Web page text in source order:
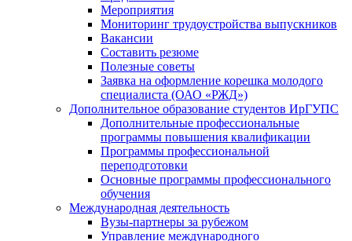
Мероприятия
Мониторинг трудоустройства выпускников
Вакансии
Составить резюме
Полезные советы
Заявка на оформление корешка молодого
специалиста (ОАО «РЖД»)
Дополнительное образование студентов ИрГУПС
Дополнительные профессиональные
программы повышения квалификации
Программы профессиональной
переподготовки
Основные программы профессионального
обучения
Международная деятельность
Вузы-партнеры за рубежом
Управление международного